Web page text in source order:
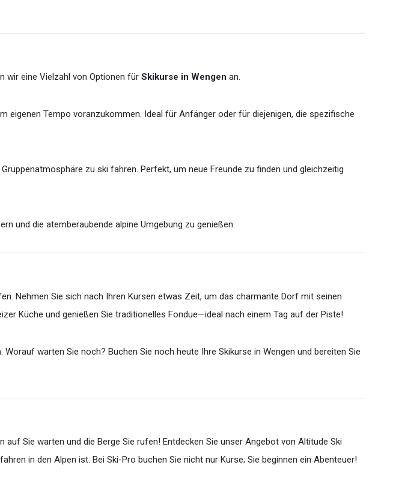
wir eine Vielzahl von Optionen für Skikurse in Wengen an.
eigenen Tempo voranzukommen. Ideal für Anfänger oder für diejenigen, die spezifische
zu ski fahren. Perfekt, um neue Freunde zu finden und gleichzeitig
und die atemberaubende alpine Umgebung zu genießen.
Nehmen Sie sich nach Ihren Kursen etwas Zeit, um das charmante Dorf mit seinen
Küche und genießen Sie traditionelles Fondue—ideal nach einem Tag auf der Piste!
warten Sie noch? Buchen Sie noch heute Ihre Skikurse in Wengen und bereiten Sie
Sie warten und die Berge Sie rufen! Entdecken Sie unser Angebot von Altitude Ski
in den Alpen ist. Bei Ski-Pro buchen Sie nicht nur Kurse; Sie beginnen ein Abenteuer!